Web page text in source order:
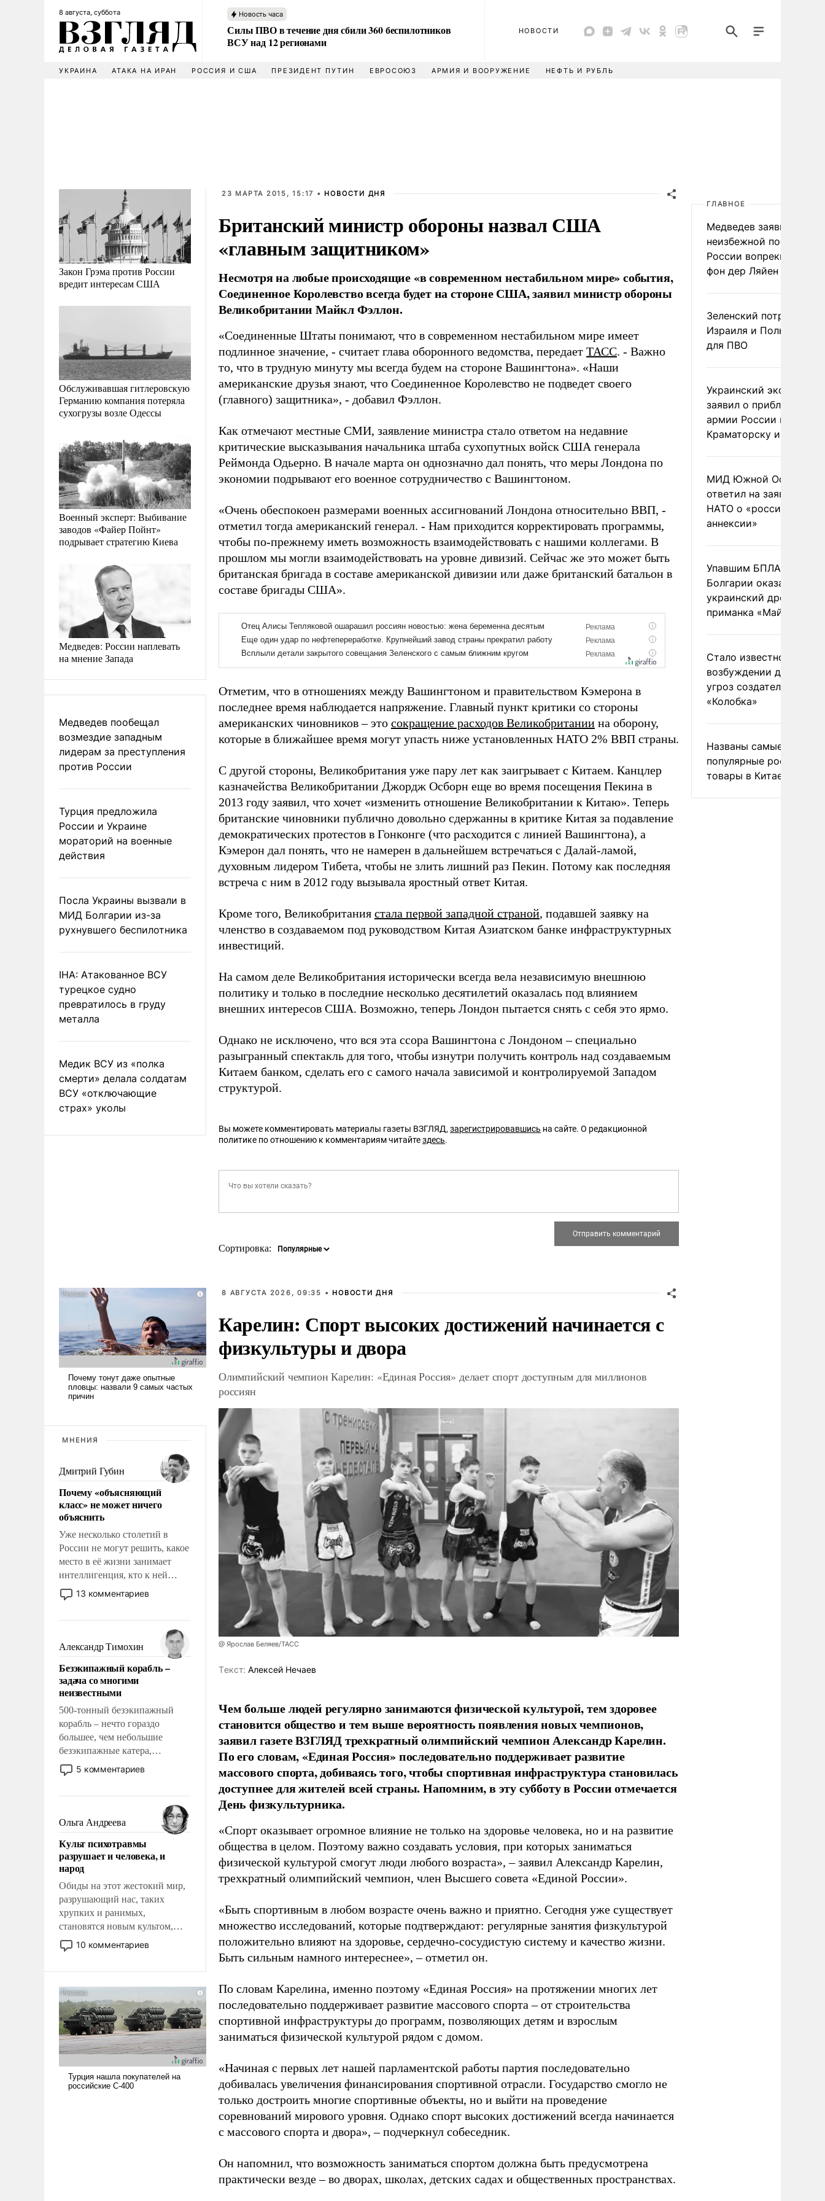
8 августа, суббота Новость часа
Силы ПВО в течение дня сбили 360 беспилотников
ВСУ над 12 регионами
НОВОСТИ
УКРАИНА АТАКА НА ИРАН РОССИЯ И США ПРЕЗИДЕНТ ПУТИН ЕВРОСОЮЗ АРМИЯ И ВООРУЖЕНИЕ НЕФТЬ И РУБЛЬ
Закон Грэма против России
вредит интересам США
Обслуживавшая гитлеровскую
Германию компания потеряла
сухогрузы возле Одессы
Военный эксперт: Выбивание
заводов «Файер Пойнт»
подрывает стратегию Киева
Медведев: России наплевать
на мнение Запада
Медведев пообещал
возмездие западным
лидерам за преступления
против России
Турция предложила
России и Украине
мораторий на военные
действия
Посла Украины вызвали в
МИД Болгарии из-за
рухнувшего беспилотника
IHA: Атакованное ВСУ
турецкое судно
превратилось в груду
металла
Медик ВСУ из «полка
смерти» делала солдатам
ВСУ «отключающие
страх» уколы
МНЕНИЯ
Дмитрий Губин
Почему «объясняющий
класс» не может ничего
объяснить
Уже несколько столетий в
России не могут решить, какое
место в её жизни занимает
интеллигенция, кто к ней
принадлежит, а кого из неё
исключили с правом
чем она отличается от просто
образованных людей. Иногда
казалось, что эти вопросы
решены раз и навсегда, но –
нет, не решены.
13 комментариев
Александр Тимохин
Безэкипажный корабль –
задача со многими
неизвестными
500-тонный безэкипажный
корабль – нечто гораздо
большее, чем небольшие
безэкипажные катера,
применение которых уже
стало обыденностью. Задача по
сложна и амбициозна. Однако
и ее реализация радикально
поднимет наши боевые
возможности.
5 комментариев
Ольга Андреева
Культ психотравмы
разрушает и человека, и
народ
Обиды на этот жестокий мир,
разрушающий нас, таких
хрупких и ранимых,
становятся новым культом,
постепенно вытесняя и
отменяя традиционное
ударами судьбы, брать на себя
ответственность, помогать
слабым, идти вперед и
адаптироваться.
10 комментариев
23 МАРТА 2015, 15:17 • НОВОСТИ ДНЯ
Британский министр обороны назвал США
«главным защитником»
Несмотря на любые происходящие «в современном нестабильном мире» события,
Соединенное Королевство всегда будет на стороне США, заявил министр обороны
Великобритании Майкл Фэллон.
«Соединенные Штаты понимают, что в современном нестабильном мире имеет
подлинное значение, - считает глава оборонного ведомства, передает ТАСС. - Важно
то, что в трудную минуту мы всегда будем на стороне Вашингтона». «Наши
американские друзья знают, что Соединенное Королевство не подведет своего
(главного) защитника», - добавил Фэллон.
Как отмечают местные СМИ, заявление министра стало ответом на недавние
критические высказывания начальника штаба сухопутных войск США генерала
Реймонда Одьерно. В начале марта он однозначно дал понять, что меры Лондона по
экономии подрывают его военное сотрудничество с Вашингтоном.
«Очень обеспокоен размерами военных ассигнований Лондона относительно ВВП, -
отметил тогда американский генерал. - Нам приходится корректировать программы,
чтобы по-прежнему иметь возможность взаимодействовать с нашими коллегами. В
прошлом мы могли взаимодействовать на уровне дивизий. Сейчас же это может быть
британская бригада в составе американской дивизии или даже британский батальон в
составе бригады США».
Отметим, что в отношениях между Вашингтоном и правительством Кэмерона в
последнее время наблюдается напряжение. Главный пункт критики со стороны
американских чиновников – это сокращение расходов Великобритании на оборону,
которые в ближайшее время могут упасть ниже установленных НАТО 2% ВВП страны.
С другой стороны, Великобритания уже пару лет как заигрывает с Китаем. Канцлер
казначейства Великобритании Джордж Осборн еще во время посещения Пекина в
2013 году заявил, что хочет «изменить отношение Великобритании к Китаю». Теперь
британские чиновники публично довольно сдержанны в критике Китая за подавление
демократических протестов в Гонконге (что расходится с линией Вашингтона), а
Кэмерон дал понять, что не намерен в дальнейшем встречаться с Далай-ламой,
духовным лидером Тибета, чтобы не злить лишний раз Пекин. Потому как последняя
встреча с ним в 2012 году вызывала яростный ответ Китая.
Кроме того, Великобритания стала первой западной страной, подавшей заявку на
членство в создаваемом под руководством Китая Азиатском банке инфраструктурных
инвестиций.
На самом деле Великобритания исторически всегда вела независимую внешнюю
политику и только в последние несколько десятилетий оказалась под влиянием
внешних интересов США. Возможно, теперь Лондон пытается снять с себя это ярмо.
Однако не исключено, что вся эта ссора Вашингтона с Лондоном – специально
разыгранный спектакль для того, чтобы изнутри получить контроль над создаваемым
Китаем банком, сделать его с самого начала зависимой и контролируемой Западом
структурой.
Вы можете комментировать материалы газеты ВЗГЛЯД, зарегистрировавшись на сайте. О редакционной
политике по отношению к комментариям читайтездесь.
Сортировка:
8 АВГУСТА 2026, 09:35 • НОВОСТИ ДНЯ
Карелин: Спорт высоких достижений начинается с
физкультуры и двора
Олимпийский чемпион Карелин: «Единая Россия» делает спорт доступным для миллионов
россиян
@ Ярослав Беляев/ТАСС
Tекст: Алексей Нечаев
Чем больше людей регулярно занимаются физической культурой, тем здоровее
становится общество и тем выше вероятность появления новых чемпионов,
заявил газете ВЗГЛЯД трехкратный олимпийский чемпион Александр Карелин.
По его словам, «Единая Россия» последовательно поддерживает развитие
массового спорта, добиваясь того, чтобы спортивная инфраструктура становилась
доступнее для жителей всей страны. Напомним, в эту субботу в России отмечается
День физкультурника.
«Спорт оказывает огромное влияние не только на здоровье человека, но и на развитие
общества в целом. Поэтому важно создавать условия, при которых заниматься
физической культурой смогут люди любого возраста», – заявил Александр Карелин,
трехкратный олимпийский чемпион, член Высшего совета «Единой России».
«Быть спортивным в любом возрасте очень важно и приятно. Сегодня уже существует
множество исследований, которые подтверждают: регулярные занятия физкультурой
положительно влияют на здоровье, сердечно-сосудистую систему и качество жизни.
Быть сильным намного интереснее», – отметил он.
По словам Карелина, именно поэтому «Единая Россия» на протяжении многих лет
последовательно поддерживает развитие массового спорта – от строительства
спортивной инфраструктуры до программ, позволяющих детям и взрослым
заниматься физической культурой рядом с домом.
«Начиная с первых лет нашей парламентской работы партия последовательно
добивалась увеличения финансирования спортивной отрасли. Государство смогло не
только достроить многие спортивные объекты, но и выйти на проведение
соревнований мирового уровня. Однако спорт высоких достижений всегда начинается
с массового спорта и двора», – подчеркнул собеседник.
Он напомнил, что возможность заниматься спортом должна быть предусмотрена
практически везде – во дворах, школах, детских садах и общественных пространствах.
ГЛАВНОЕ
Медведев заявил о
неизбежной победе
России вопреки словам
фон дер Ляйен
Зеленский потребовал
Израиля и Польши
для ПВО
Украинский эксперт
заявил о приближении
армии России к
Краматорску и
МИД Южной Осетии
ответил на заявления
НАТО о «российской
аннексии»
Упавшим БПЛА в
Болгарии оказался
украинский дрон-
приманка «Майя»
Стало известно о
возбуждении дела из-
угроз создателям
«Колобка»
Названы самые
популярные российские
товары в Китае